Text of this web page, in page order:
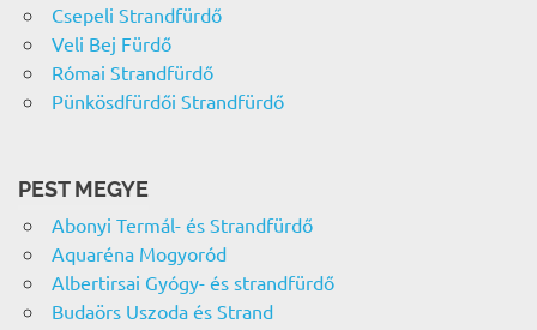
Csepeli Strandfürdő
Veli Bej Fürdő
Római Strandfürdő
Pünkösdfürdői Strandfürdő
PEST MEGYE
Abonyi Termál- és Strandfürdő
Aquaréna Mogyoród
Albertirsai Gyógy- és strandfürdő
Budaörs Uszoda és Strand